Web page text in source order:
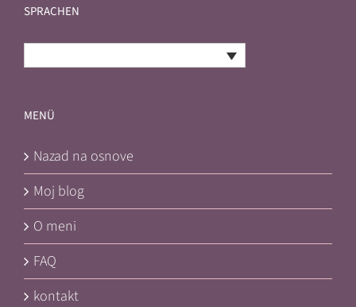
SPRACHEN
MENÜ
Nazad na osnove
Moj blog
O meni
FAQ
kontakt